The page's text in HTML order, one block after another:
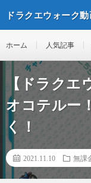
ドラクエウォーク
ホーム 人気記事
【ドラクエ
オコテルー
く！
2021.11.10 無課